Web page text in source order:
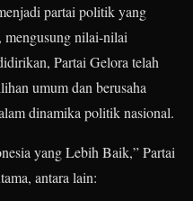
partai politik yang
mengusung nilai-nilai
Partai Gelora telah
umum dan berusaha
dinamika politik nasional.
yang Lebih Baik,” Partai
antara lain: